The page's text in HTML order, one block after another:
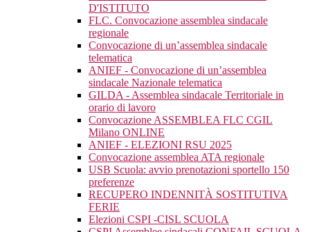
D'ISTITUTO
FLC. Convocazione assemblea sindacale
regionale
Convocazione di un’assemblea sindacale
telematica
ANIEF - Convocazione di un’assemblea
sindacale Nazionale telematica
GILDA - Assemblea sindacale Territoriale in
orario di lavoro
Convocazione ASSEMBLEA FLC CGIL
Milano ONLINE
ANIEF - ELEZIONI RSU 2025
Convocazione assemblea ATA regionale
USB Scuola: avvio prenotazioni sportello 150
preferenze
RECUPERO INDENNITÀ SOSTITUTIVA
FERIE
Elezioni CSPI -CISL SCUOLA